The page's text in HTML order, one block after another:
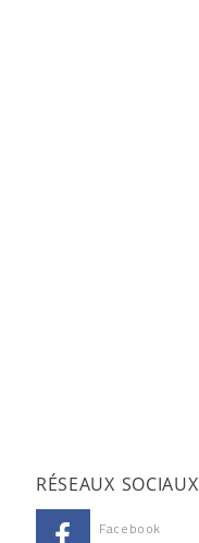
RÉSEAUX SOCIAUX
Facebook